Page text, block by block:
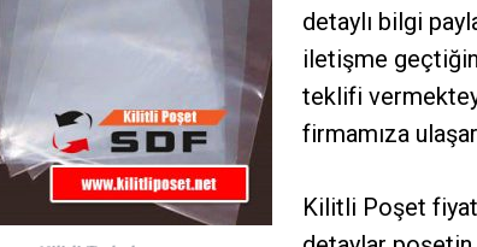
detaylı bilgi
iletişme
teklifi
firmamıza
Kilitli Poşet